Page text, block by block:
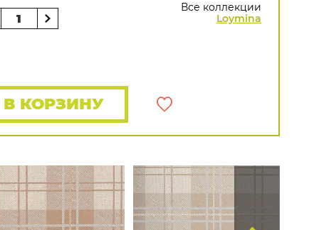
Zambaiti
AS Creation
Hygge Roll
ПОКАЗАТЬ ВСЕ ОБОИ
Все коллекции
Loymina
В КОРЗИНУ